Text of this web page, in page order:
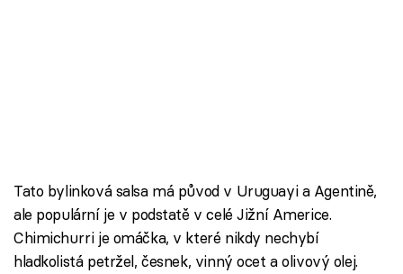
Tato bylinková salsa má původ v Uruguayi a Agentině,
ale populární je v podstatě v celé Jižní Americe.
Chimichurri je omáčka, v které nikdy nechybí
hladkolistá petržel, česnek, vinný ocet a olivový olej.